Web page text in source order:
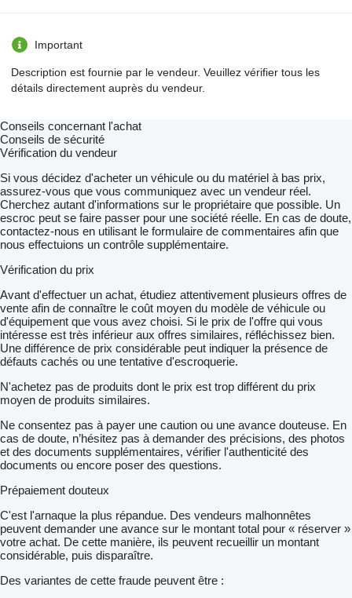
Important
Description est fournie par le vendeur. Veuillez vérifier tous les
détails directement auprès du vendeur.
Conseils concernant l'achat
Conseils de sécurité
Vérification du vendeur
Si vous décidez d'acheter un véhicule ou du matériel à bas prix,
assurez-vous que vous communiquez avec un vendeur réel.
Cherchez autant d'informations sur le propriétaire que possible. Un
escroc peut se faire passer pour une société réelle. En cas de doute,
contactez-nous en utilisant le formulaire de commentaires afin que
nous effectuions un contrôle supplémentaire.
Vérification du prix
Avant d'effectuer un achat, étudiez attentivement plusieurs offres de
vente afin de connaître le coût moyen du modèle de véhicule ou
d'équipement que vous avez choisi. Si le prix de l'offre qui vous
intéresse est très inférieur aux offres similaires, réfléchissez bien.
Une différence de prix considérable peut indiquer la présence de
défauts cachés ou une tentative d'escroquerie.
N'achetez pas de produits dont le prix est trop différent du prix
moyen de produits similaires.
Ne consentez pas à payer une caution ou une avance douteuse. En
cas de doute, n’hésitez pas à demander des précisions, des photos
et des documents supplémentaires, vérifier l'authenticité des
documents ou encore poser des questions.
Prépaiement douteux
C'est l'arnaque la plus répandue. Des vendeurs malhonnêtes
peuvent demander une avance sur le montant total pour « réserver »
votre achat. De cette manière, ils peuvent recueillir un montant
considérable, puis disparaître.
Des variantes de cette fraude peuvent être :